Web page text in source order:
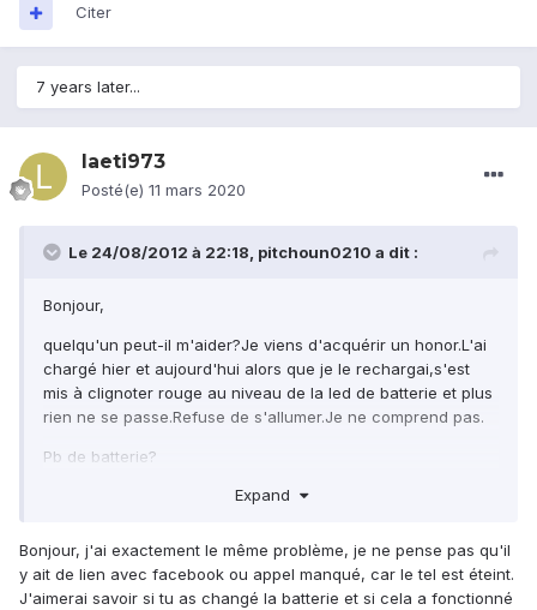
Citer
7 years later...
laeti973
Posté(e) 11 mars 2020
Le 24/08/2012 à 22:18, pitchoun0210 a dit :
Bonjour,
quelqu'un peut-il m'aider?Je viens d'acquérir un honor.L'ai
chargé hier et aujourd'hui alors que je le rechargai,s'est
mis à clignoter rouge au niveau de la led de batterie et plus
rien ne se passe.Refuse de s'allumer.Je ne comprend pas.
Pb de batterie?
Expand
Bonjour, j'ai exactement le même problème, je ne pense pas qu'il
y ait de lien avec facebook ou appel manqué, car le tel est éteint.
J'aimerai savoir si tu as changé la batterie et si cela a fonctionné